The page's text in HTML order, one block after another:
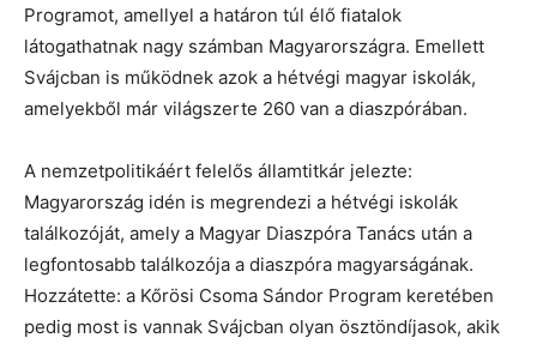
Programot, amellyel a határon túl élő fiatalok
látogathatnak nagy számban Magyarországra. Emellett
Svájcban is működnek azok a hétvégi magyar iskolák,
amelyekből már világszerte 260 van a diaszpórában.
A nemzetpolitikáért felelős államtitkár jelezte:
Magyarország idén is megrendezi a hétvégi iskolák
találkozóját, amely a Magyar Diaszpóra Tanács után a
legfontosabb találkozója a diaszpóra magyarságának.
Hozzátette: a Kőrösi Csoma Sándor Program keretében
pedig most is vannak Svájcban olyan ösztöndíjasok, akik